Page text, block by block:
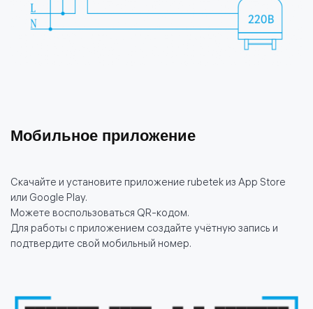
Мобильное приложение
Скачайте и установите приложение rubetek из App Store
или Google Play.
Можете воспользоваться QR-кодом.
Для работы с приложением создайте учётную запись и
подтвердите свой мобильный номер.